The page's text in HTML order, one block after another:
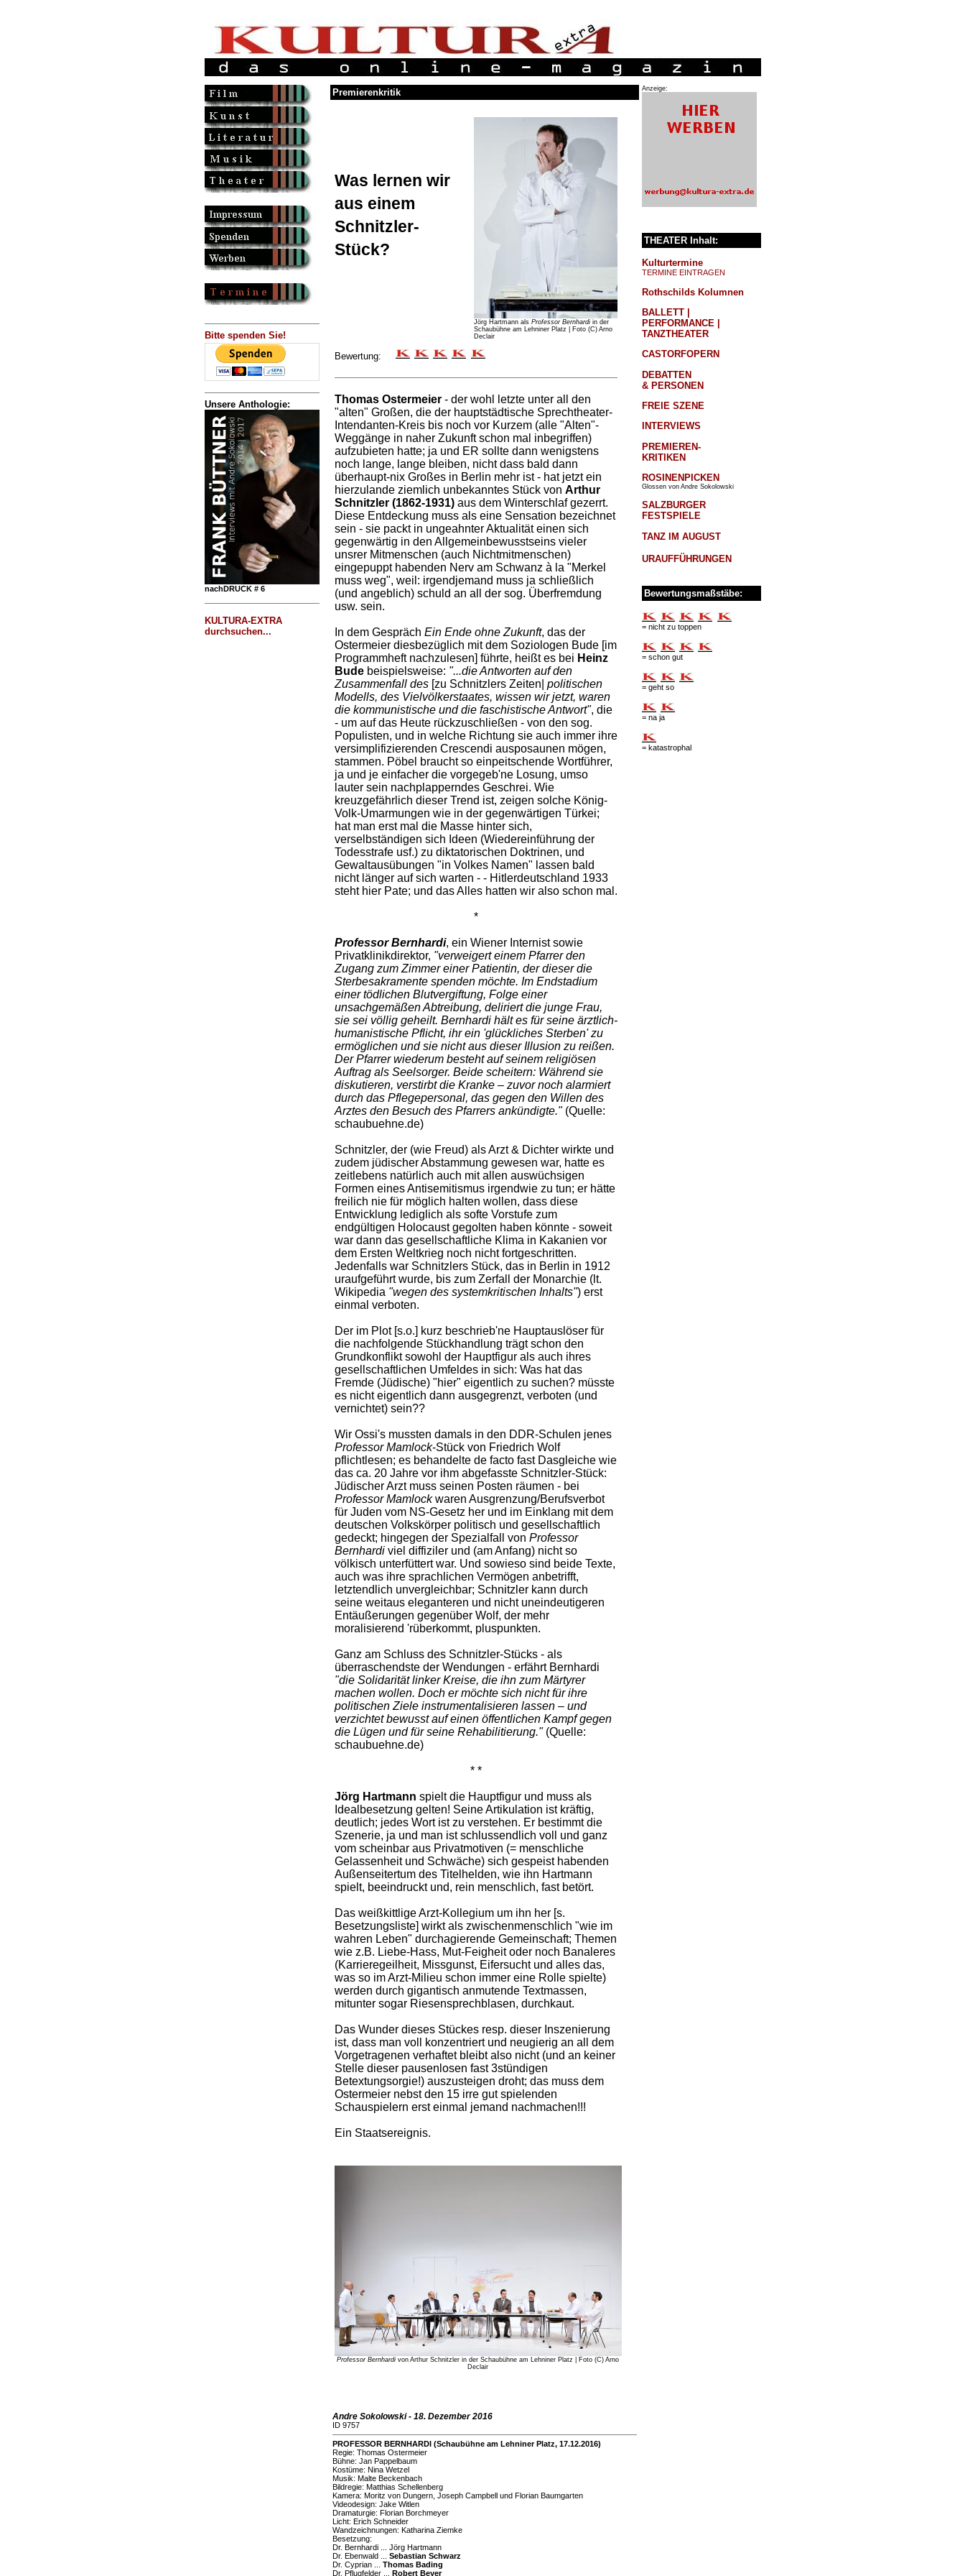
Bitte spenden Sie!
Unsere Anthologie:
nachDRUCK # 6
KULTURA-EXTRA
durchsuchen...
Premierenkritik
Was lernen wir
aus einem
Schnitzler-
Stück?
Jörg Hartmann als Professor Bernhardiin der
Schaubühne am Lehniner Platz | Foto (C) Arno
Declair
Bewertung:
Thomas Ostermeier- der wohl letzte unter all den
"alten" Großen, die der hauptstädtische Sprechtheater-
Intendanten-Kreis bis noch vor Kurzem (alle "Alten"-
Weggänge in naher Zukunft schon mal inbegriffen)
aufzubieten hatte; ja und ER sollte dann wenigstens
noch lange, lange bleiben, nicht dass bald dann
überhaupt-nix Großes in Berlin mehr ist - hat jetzt ein
hierzulande ziemlich unbekanntes Stück von Arthur
Schnitzler (1862-1931)aus dem Winterschlaf gezerrt.
Diese Entdeckung muss als eine Sensation bezeichnet
sein - sie packt in ungeahnter Aktualität einen sich
gegenwärtig in den Allgemeinbewusstseins vieler
unsrer Mitmenschen (auch Nichtmitmenschen)
eingepuppt habenden Nerv am Schwanz à la "Merkel
muss weg", weil: irgendjemand muss ja schließlich
(und angeblich) schuld an all der sog. Überfremdung
usw. sein.
In dem Gespräch Ein Ende ohne Zukunft, das der
Ostermeier diesbezüglich mit dem Soziologen Bude [im
Programmheft nachzulesen] führte, heißt es bei Heinz
Budebeispielsweise: "...die Antworten auf den
Zusammenfall des[zu Schnitzlers Zeiten| politischen
Modells, des Vielvölkerstaates, wissen wir jetzt, waren
die kommunistische und die faschistische Antwort", die
- um auf das Heute rückzuschließen - von den sog.
Populisten, und in welche Richtung sie auch immer ihre
versimplifizierenden Crescendi ausposaunen mögen,
stammen. Pöbel braucht so einpeitschende Wortführer,
ja und je einfacher die vorgegeb'ne Losung, umso
lauter sein nachplapperndes Geschrei. Wie
kreuzgefährlich dieser Trend ist, zeigen solche König-
Volk-Umarmungen wie in der gegenwärtigen Türkei;
hat man erst mal die Masse hinter sich,
verselbständigen sich Ideen (Wiedereinführung der
Todesstrafe usf.) zu diktatorischen Doktrinen, und
Gewaltausübungen "in Volkes Namen" lassen bald
nicht länger auf sich warten - - Hitlerdeutschland 1933
steht hier Pate; und das Alles hatten wir also schon mal.
*
Professor Bernhardi, ein Wiener Internist sowie
Privatklinikdirektor, "verweigert einem Pfarrer den
Zugang zum Zimmer einer Patientin, der dieser die
Sterbesakramente spenden möchte. Im Endstadium
einer tödlichen Blutvergiftung, Folge einer
unsachgemäßen Abtreibung, deliriert die junge Frau,
sie sei völlig geheilt. Bernhardi hält es für seine ärztlich-
humanistische Pflicht, ihr ein 'glückliches Sterben' zu
ermöglichen und sie nicht aus dieser Illusion zu reißen.
Der Pfarrer wiederum besteht auf seinem religiösen
Auftrag als Seelsorger. Beide scheitern: Während sie
diskutieren, verstirbt die Kranke – zuvor noch alarmiert
durch das Pflegepersonal, das gegen den Willen des
Arztes den Besuch des Pfarrers ankündigte."(Quelle:
schaubuehne.de)
Schnitzler, der (wie Freud) als Arzt & Dichter wirkte und
zudem jüdischer Abstammung gewesen war, hatte es
zeitlebens natürlich auch mit allen auswüchsigen
Formen eines Antisemitismus irgendwie zu tun; er hätte
freilich nie für möglich halten wollen, dass diese
Entwicklung lediglich als softe Vorstufe zum
endgültigen Holocaust gegolten haben könnte - soweit
war dann das gesellschaftliche Klima in Kakanien vor
dem Ersten Weltkrieg noch nicht fortgeschritten.
Jedenfalls war Schnitzlers Stück, das in Berlin in 1912
uraufgeführt wurde, bis zum Zerfall der Monarchie (lt.
Wikipedia "wegen des systemkritischen Inhalts") erst
einmal verboten.
Der im Plot [s.o.] kurz beschrieb'ne Hauptauslöser für
die nachfolgende Stückhandlung trägt schon den
Grundkonflikt sowohl der Hauptfigur als auch ihres
gesellschaftlichen Umfeldes in sich: Was hat das
Fremde (Jüdische) "hier" eigentlich zu suchen? müsste
es nicht eigentlich dann ausgegrenzt, verboten (und
vernichtet) sein??
Wir Ossi's mussten damals in den DDR-Schulen jenes
Professor Mamlock-Stück von Friedrich Wolf
pflichtlesen; es behandelte de facto fast Dasgleiche wie
das ca. 20 Jahre vor ihm abgefasste Schnitzler-Stück:
Jüdischer Arzt muss seinen Posten räumen - bei
Professor Mamlockwaren Ausgrenzung/Berufsverbot
für Juden vom NS-Gesetz her und im Einklang mit dem
deutschen Volkskörper politisch und gesellschaftlich
gedeckt; hingegen der Spezialfall von Professor
Bernhardiviel diffiziler und (am Anfang) nicht so
völkisch unterfüttert war. Und sowieso sind beide Texte,
auch was ihre sprachlichen Vermögen anbetrifft,
letztendlich unvergleichbar; Schnitzler kann durch
seine weitaus eleganteren und nicht uneindeutigeren
Entäußerungen gegenüber Wolf, der mehr
moralisierend 'rüberkommt, pluspunkten.
Ganz am Schluss des Schnitzler-Stücks - als
überraschendste der Wendungen - erfährt Bernhardi
"die Solidarität linker Kreise, die ihn zum Märtyrer
machen wollen. Doch er möchte sich nicht für ihre
politischen Ziele instrumentalisieren lassen – und
verzichtet bewusst auf einen öffentlichen Kampf gegen
die Lügen und für seine Rehabilitierung."(Quelle:
schaubuehne.de)
* *
Jörg Hartmann spielt die Hauptfigur und muss als
Idealbesetzung gelten! Seine Artikulation ist kräftig,
deutlich; jedes Wort ist zu verstehen. Er bestimmt die
Szenerie, ja und man ist schlussendlich voll und ganz
vom scheinbar aus Privatmotiven (= menschliche
Gelassenheit und Schwäche) sich gespeist habenden
Außenseitertum des Titelhelden, wie ihn Hartmann
spielt, beeindruckt und, rein menschlich, fast betört.
Das weißkittlige Arzt-Kollegium um ihn her [s.
Besetzungsliste] wirkt als zwischenmenschlich "wie im
wahren Leben" durchagierende Gemeinschaft; Themen
wie z.B. Liebe-Hass, Mut-Feigheit oder noch Banaleres
(Karrieregeilheit, Missgunst, Eifersucht und alles das,
was so im Arzt-Milieu schon immer eine Rolle spielte)
werden durch gigantisch anmutende Textmassen,
mitunter sogar Riesensprechblasen, durchkaut.
Das Wunder dieses Stückes resp. dieser Inszenierung
ist, dass man voll konzentriert und neugierig an all dem
Vorgetragenen verhaftet bleibt also nicht (und an keiner
Stelle dieser pausenlosen fast 3stündigen
Betextungsorgie!) auszusteigen droht; das muss dem
Ostermeier nebst den 15 irre gut spielenden
Schauspielern erst einmal jemand nachmachen!!!
Ein Staatsereignis.
Professor Bernhardi von Arthur Schnitzler in der Schaubühne am Lehniner Platz | Foto (C) Arno
Declair
Andre Sokolowski - 18. Dezember 2016
ID 9757
PROFESSOR BERNHARDI (Schaubühne am Lehniner Platz, 17.12.2016)
Regie: Thomas Ostermeier
Bühne: Jan Pappelbaum
Kostüme: Nina Wetzel
Musik: Malte Beckenbach
Bildregie: Matthias Schellenberg
Kamera: Moritz von Dungern, Joseph Campbell und Florian Baumgarten
Videodesign: Jake Witlen
Dramaturgie: Florian Borchmeyer
Licht: Erich Schneider
Wandzeichnungen: Katharina Ziemke
Besetzung:
Dr. Bernhardi ... Jörg Hartmann
Dr. Ebenwald ... Sebastian Schwarz
Dr. Cyprian ... Thomas Bading
Dr. Pflugfelder ...
Robert Beyer
Anzeige:
THEATER Inhalt:
Kulturtermine
TERMINE EINTRAGEN
Rothschilds Kolumnen
BALLETT |
PERFORMANCE |
TANZTHEATER
CASTORFOPERN
DEBATTEN
& PERSONEN
FREIE SZENE
INTERVIEWS
PREMIEREN-
KRITIKEN
ROSINENPICKEN
Glossen von Andre Sokolowski
SALZBURGER
FESTSPIELE
TANZ IM AUGUST
URAUFFÜHRUNGEN
Bewertungsmaßstäbe:
= nicht zu toppen
= schon gut
= geht so
= na ja
= katastrophal